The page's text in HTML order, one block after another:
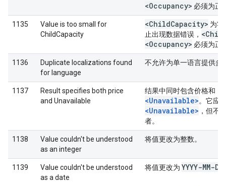
<Occupancy> 必须为正
1135
Value is too small for
ChildCapacity
<ChildCapacity> 为零
止出现数据错误，
<Occupancy> 必须为正
1136
Duplicate localizations found
for language
不允许为单一语言提供多
1137
Result specifies both price
and Unavailable
结果中同时包含价格和
<Unavailable>。它应
<Unavailable> ，但不
者。
1138
Value couldn't be understood
as an integer
将值更改为整数。
1139
Value couldn't be understood
as a date
将值更改为 YYYY-MM-DD